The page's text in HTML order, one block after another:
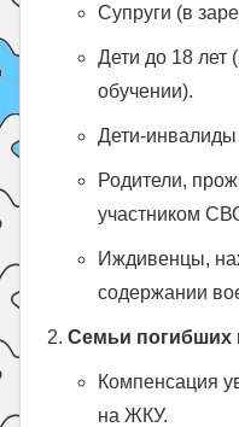
Супруги (в
Дети до 18 лет
обучении).
Дети-инвалиды
Родители,
участником
Иждивенцы,
содержании
Семьи погибших
Компенсация
на ЖКУ.